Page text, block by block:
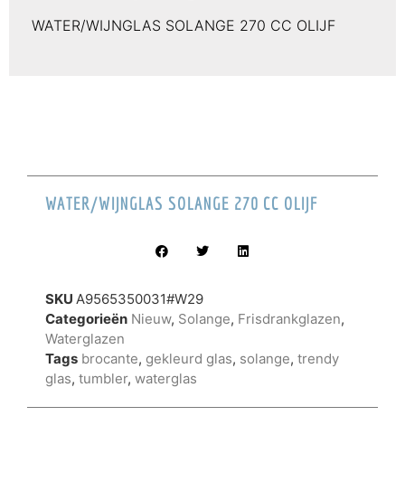
WATER/WIJNGLAS SOLANGE 270 CC OLIJF
WATER/WIJNGLAS SOLANGE 270 CC OLIJF
SKU A9565350031#W29
Categorieën Nieuw, Solange, Frisdrankglazen,
Waterglazen
Tags brocante, gekleurd glas, solange, trendy
glas, tumbler, waterglas